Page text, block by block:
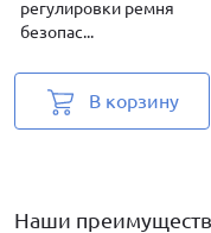
регулировки ремня
безопас...
В корзину
Наши